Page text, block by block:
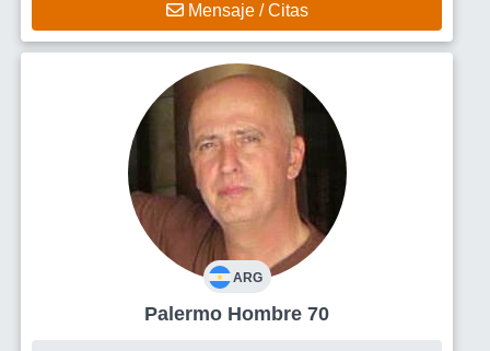
Mensaje / Citas
ARG
Palermo Hombre 70